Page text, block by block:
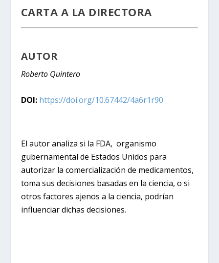
CARTA A LA DIRECTORA
AUTOR
Roberto Quintero
DOI: https://doi.org/10.67442/4a6r1r90
El autor analiza si la FDA, organismo
gubernamental de Estados Unidos para
autorizar la comercialización de medicamentos,
toma sus decisiones basadas en la ciencia, o si
otros factores ajenos a la ciencia, podrían
influenciar dichas decisiones.